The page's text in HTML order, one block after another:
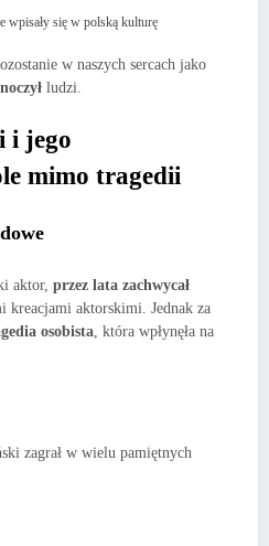
wpisały się w polską kulturę
w naszych sercach jako
ludzi.
i jego
mimo tragedii
aktor, przez lata zachwycał
kreacjami aktorskimi. Jednak za
osobista , która wpłynęła na
zagrał w wielu pamiętnych